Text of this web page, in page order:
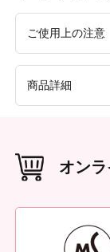
ご使用上の注意
らないでくださ
注意して使用し
い。そのままご
りますので、弊
直射日光のあた
やめください。
り、しっかり
商品詳細
本体重量 （g）
本体サイズ（
W25 × D16 ×
オン